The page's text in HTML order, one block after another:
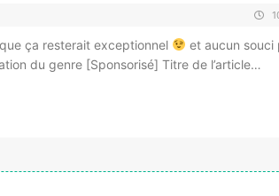
ça resterait exceptionnel
et aucun souci
du genre [Sponsorisé] Titre de l’article…